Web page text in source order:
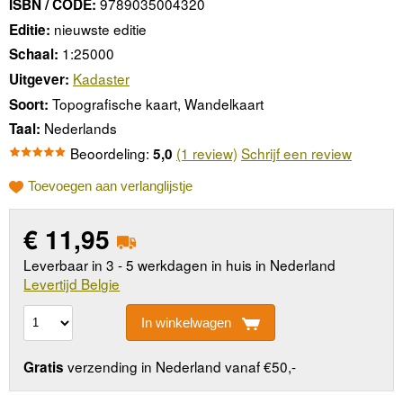
ISBN / CODE:
Editie: nieuwste editie
Schaal: 1:25000
Uitgever: Kadaster
Soort: Topografische kaart, Wandelkaart
Taal: Nederlands
Beoordeling: 5,0 (1 review) Schrijf een review
Toevoegen aan verlanglijstje
€ 11,95
Leverbaar in 3 - 5 werkdagen in huis in Nederland
Levertijd Belgie
In winkelwagen
Gratis verzending in Nederland vanaf €50,-